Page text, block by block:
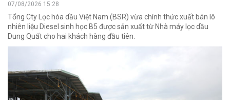
07/08/2026 15:28
Tổng Cty Lọc hóa dầu Việt Nam (BSR) vừa chính thức xuất bán lô
nhiên liệu Diesel sinh học B5 được sản xuất từ Nhà máy lọc dầu
Dung Quất cho hai khách hàng đầu tiên.